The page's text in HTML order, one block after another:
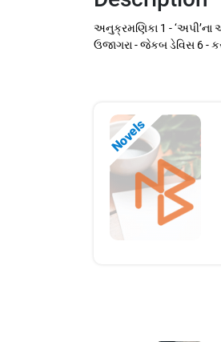
અનુક્રમણિકા 1 - ‘અપી’ના
ઉજાગરા - જેકબ ડેવિસ 6 -
Novels